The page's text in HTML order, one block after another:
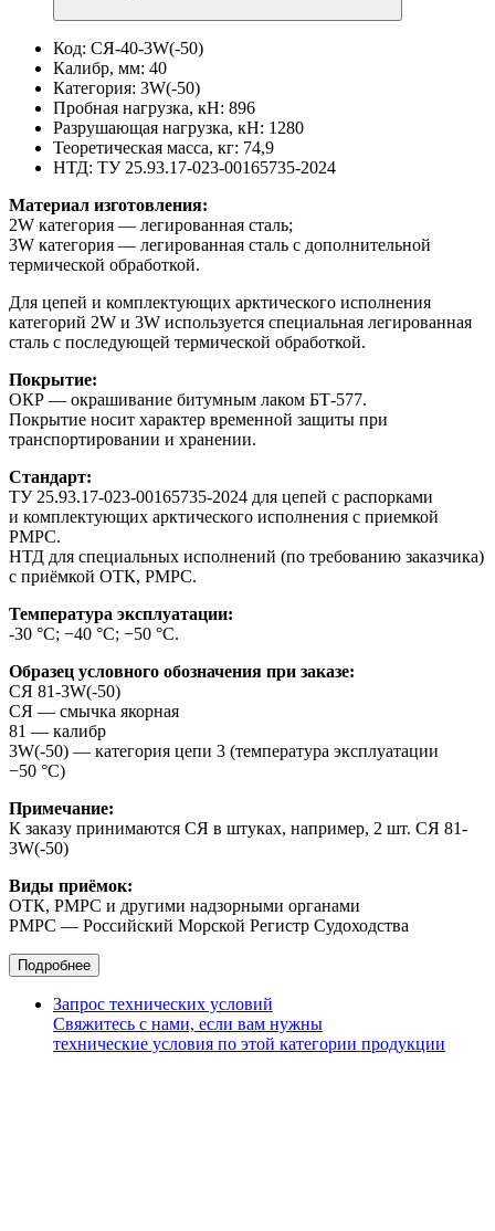
Код: СЯ-40-3W(-50)
Калибр, мм: 40
Категория: 3W(-50)
Пробная нагрузка, кН: 896
Разрушающая нагрузка, кН: 1280
Теоретическая масса, кг: 74,9
НТД: ТУ 25.93.17-023-00165735-2024
Материал изготовления:
2W категория — легированная сталь;
3W категория — легированная сталь с дополнительной
термической обработкой.
Для цепей и комплектующих арктического исполнения
категорий 2W и 3W используется специальная легированная
сталь с последующей термической обработкой.
Покрытие:
ОКР — окрашивание битумным лаком БТ-577.
Покрытие носит характер временной защиты при
транспортировании и хранении.
Стандарт:
ТУ 25.93.17-023-00165735-2024 для цепей с распорками
и комплектующих арктического исполнения с приемкой
РМРС.
НТД для специальных исполнений (по требованию заказчика)
с приёмкой ОТК, РМРС.
Температура эксплуатации:
-30 °С; −40 °С; −50 °С.
Образец условного обозначения при заказе:
СЯ 81-3W(-50)
СЯ — смычка якорная
81 — калибр
3W(-50) — категория цепи 3 (температура эксплуатации
−50 °С)
Примечание:
К заказу принимаются СЯ в штуках, например, 2 шт. СЯ 81-
3W(-50)
Виды приёмок:
ОТК, РМРС и другими надзорными органами
РМРС — Российский Морской Регистр Судоходства
Подробнее
Запрос технических условий
Свяжитесь с нами, если вам нужны
технические условия по этой категории продукции